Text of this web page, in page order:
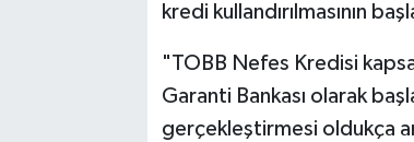
kredi kullandırılmasının
"TOBB Nefes Kredisi
Garanti Bankası olarak
gerçekleştirmesi oldukça